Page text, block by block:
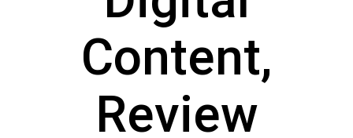
Content,
Review